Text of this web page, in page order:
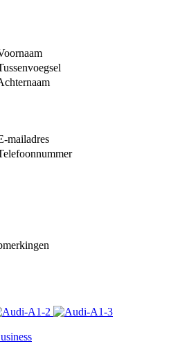
mailadres